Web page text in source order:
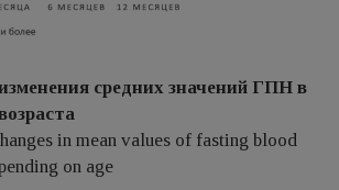
средних значений ГПН в
in mean values of fasting blood
on age